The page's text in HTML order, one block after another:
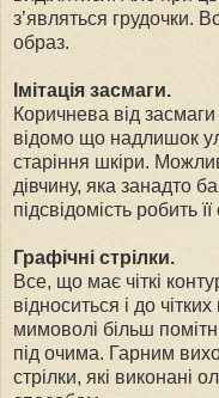
з’являться грудочки.
образ.
Імітація засмаги.
Коричнева від
відомо що надлишок
старіння шкіри.
дівчину, яка занадто
підсвідомість робить
Графічні стрілки.
Все, що має чіткі
відноситься і до
мимоволі більш
під очима. Гарним
стрілки, які виконані